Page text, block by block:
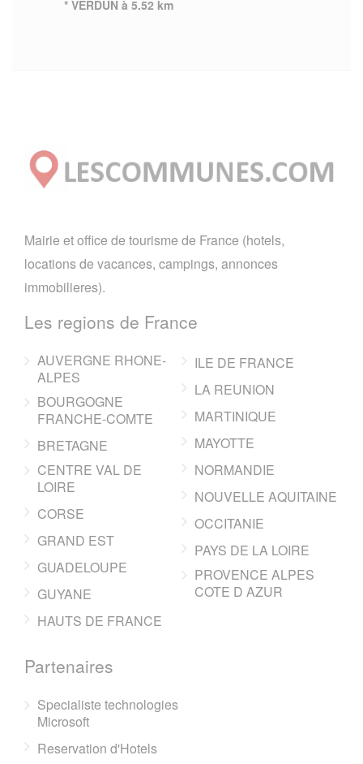
* VERDUN à 5.52 km
Mairie et office de tourisme de France (hotels,
locations de vacances, campings, annonces
immobilieres).
Les regions de France
AUVERGNE RHONE-
ALPES
BOURGOGNE
FRANCHE-COMTE
BRETAGNE
CENTRE VAL DE
LOIRE
CORSE
GRAND EST
GUADELOUPE
GUYANE
HAUTS DE FRANCE
ILE DE FRANCE
LA REUNION
MARTINIQUE
MAYOTTE
NORMANDIE
NOUVELLE AQUITAINE
OCCITANIE
PAYS DE LA LOIRE
PROVENCE ALPES
COTE D AZUR
Partenaires
Specialiste technologies
Microsoft
Reservation d'Hotels